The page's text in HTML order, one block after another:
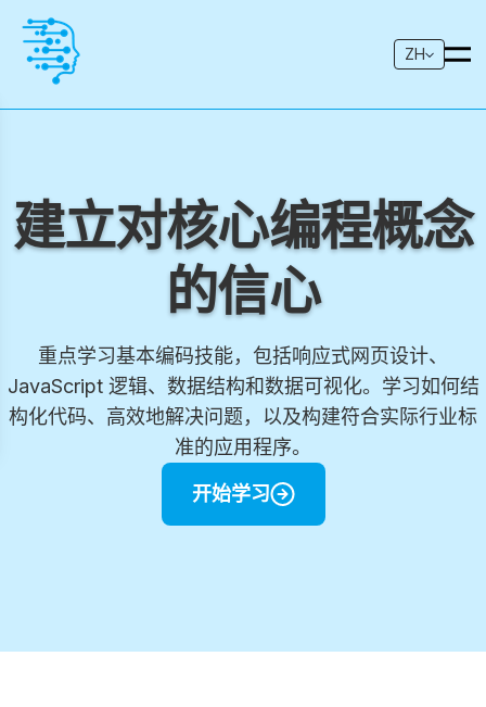
ZH
建立对核心编程概念
的信心
重点学习基本编码技能，包括响应式网页设计、
JavaScript 逻辑、数据结构和数据可视化。学习如何结
构化代码、高效地解决问题，以及构建符合实际行业标
准的应用程序。
开始学习